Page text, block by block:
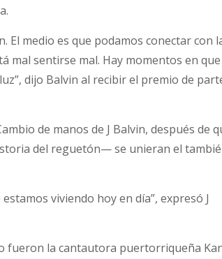
El medio es que podamos conectar con
mal sentirse mal. Hay momentos en que
dijo Balvin al recibir el premio de
de manos de J Balvin, después de
del reguetón— se unieran el
viviendo hoy en día”, expresó J
fueron la cantautora puertorriqueña